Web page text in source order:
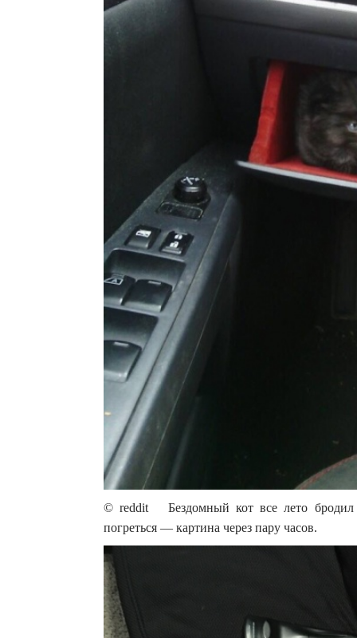
© reddit Бездомный кот все лето бродил
погреться — картина через пару часов.